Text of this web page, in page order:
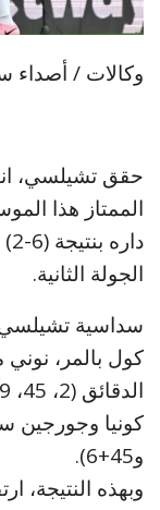
وكالات / أصداء
حقق تشيلسي،
الممتاز هذا
الجولة الثانية.
سداسية
كول بالمر،
و45+6).
وبهذه النتيجة،